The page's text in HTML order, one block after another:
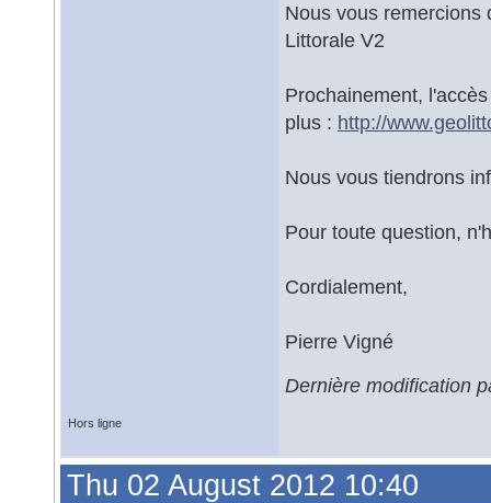
Nous vous remercions
Littorale V2
Prochainement,
plus : http://
Nous vous tiendrons
Pour toute question,
Cordialement,
Pierre Vigné
Dernière modification
Hors ligne
Thu 02 August 2012 10:40